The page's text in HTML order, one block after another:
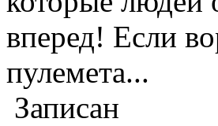
вперед! Если
пулемета...
Записан